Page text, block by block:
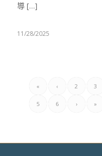
導 […]
11/28/2025
« ‹ 2 3
5 6 › »